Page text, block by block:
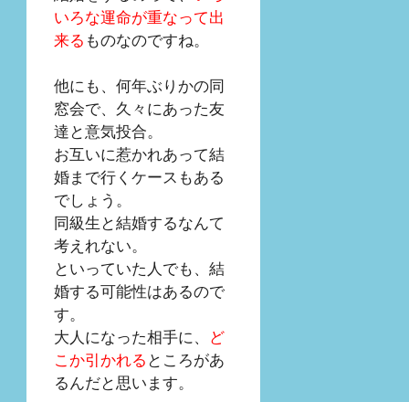
いろな運命が重なって出
来る ものなのですね。
他にも、何年ぶりかの同
窓会で、久々にあった友
達と意気投合。
お互いに惹かれあって結
婚まで行くケースもある
でしょう。
同級生と結婚するなんて
考えれない。
といっていた人でも、結
婚する可能性はあるので
す。
大人になった相手に、 ど
こか引かれる ところがあ
るんだと思います。